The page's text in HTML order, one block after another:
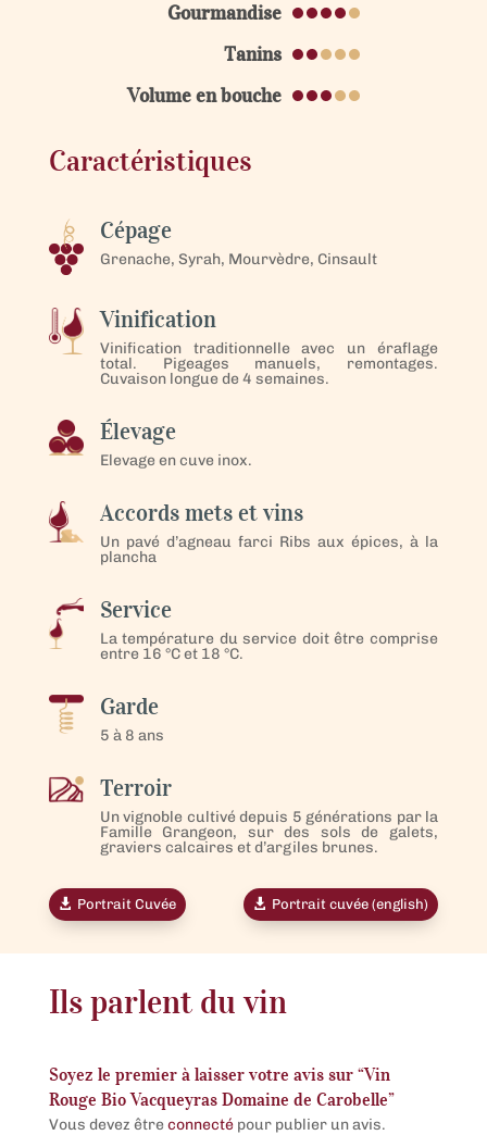
Gourmandise
Tanins
Volume en bouche
Caractéristiques
Cépage
Grenache, Syrah, Mourvèdre, Cinsault
Vinification
Vinification traditionnelle avec un éraflage
total. Pigeages manuels, remontages.
Cuvaison longue de 4 semaines.
Élevage
Elevage en cuve inox.
Accords mets et vins
Un pavé d’agneau farci Ribs aux épices, à la
plancha
Service
La température du service doit être comprise
entre 16 °C et 18 °C.
Garde
5 à 8 ans
Terroir
Un vignoble cultivé depuis 5 générations par la
Famille Grangeon, sur des sols de galets,
graviers calcaires et d’argiles brunes.
Portrait Cuvée Portrait cuvée (english)
Ils parlent du vin
Soyez le premier à laisser votre avis sur “Vin
Rouge Bio Vacqueyras Domaine de Carobelle”
Vous devez êtreconnectépour publier un avis.